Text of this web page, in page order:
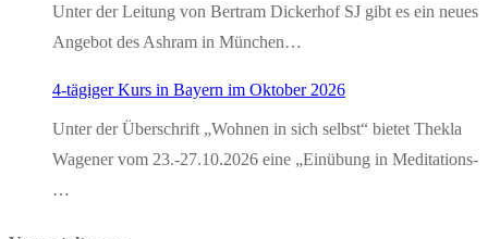
Unter der Leitung von Bertram Dickerhof SJ gibt es ein neues
Angebot des Ashram in München…
4-tägiger Kurs in Bayern im Oktober 2026
Unter der Überschrift „Wohnen in sich selbst“ bietet Thekla
Wagener vom 23.-27.10.2026 eine „Einübung in Meditations-
…